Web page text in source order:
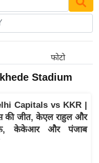
फोटो
Stadium
Capitals vs KKR |
की जीत, केएल राहुल और
केकेआर और पंजाब